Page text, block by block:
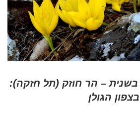
– הר חוזק (תל חזקה):
הגולן